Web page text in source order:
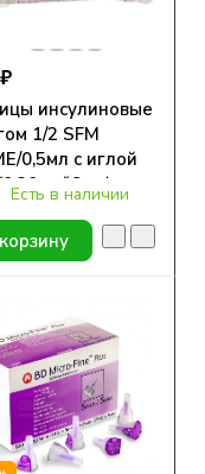
инсулиновые
1/2 SFM
0,5мл с иглой
BD
Плюс
10 шт.
Есть в наличии